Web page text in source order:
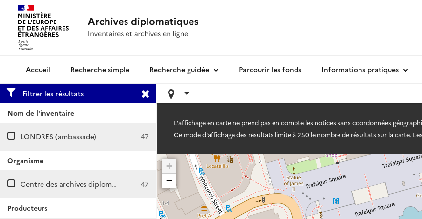
Archives diplomatiquesRecherche simple Recherche guidée Parcourir les fonds Informations pratiques
Filtrer les résultats
Nom de l'inventaire
LONDRES (ambassade) 47
Organisme
Centre des archives diplomatiques de Nantes 47
Producteurs
L'affichage en carte ne prend pas en compte les notices sans coordonnées
Ce mode d'affichage des résultats limite à 250 le nombre de résultats sur la carte.
+
−